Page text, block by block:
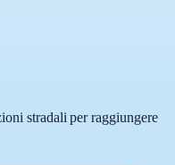
stradali per raggiungere